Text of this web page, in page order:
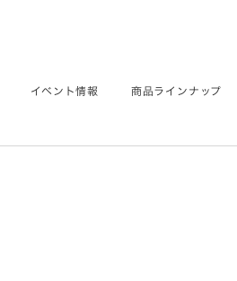
イベント情報 商品ラインナップ